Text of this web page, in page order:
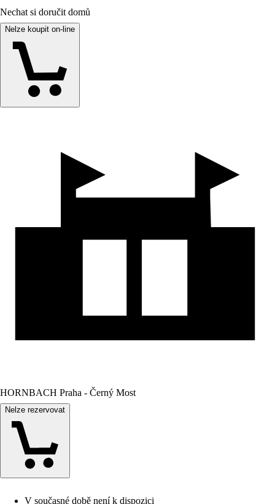
Nechat si doručit domů
Nelze koupit on-line
HORNBACH Praha - Černý Most
Nelze rezervovat
V současné době není k dispozici